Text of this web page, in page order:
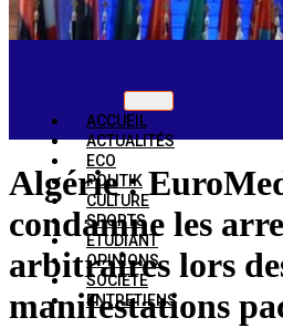
ACCUEIL
ACTUALITÉS
ECO
POLITIK
CULTURE
SPORTS
ETUDIANT
OPINIONS
SOCIETE
ENTRETIENS
Algérie :
condamne les
arbitraires lors
manifestations